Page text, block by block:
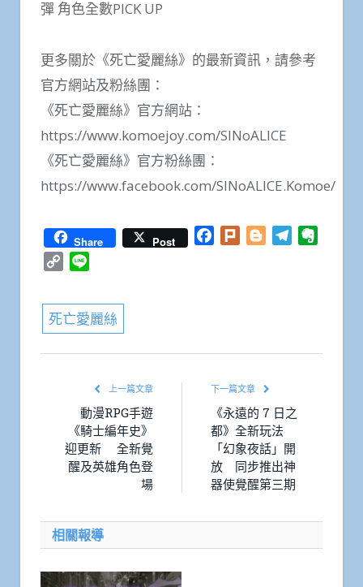
彈 角色全數PICK UP
更多關於《死亡愛麗絲》的最新資訊，請參考
官方網站及粉絲團：
《死亡愛麗絲》官方網站：
https://www.komoejoy.com/SINoALICE
《死亡愛麗絲》官方粉絲團：
https://www.facebook.com/SINoALICE.Komoe/
Share Post Facebook
Plurk BloggerTelegram
Copy
死亡愛麗絲
上一篇文章
動漫RPG手遊
《騎士編年史》
迎更新 全新覺
醒及英雄角色登
場
下一篇文章
《永遠的 7 日之
都》全新玩法
「幻象夜話」開
放 同步推出神
器使覺醒第三期
相關報導